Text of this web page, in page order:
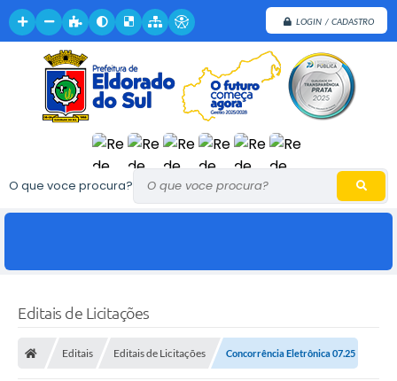
LOGIN / CADASTRO
O que voce procura?
Editais de Licitações
Editais Editais de Licitações Concorrência Eletrônica 07.25